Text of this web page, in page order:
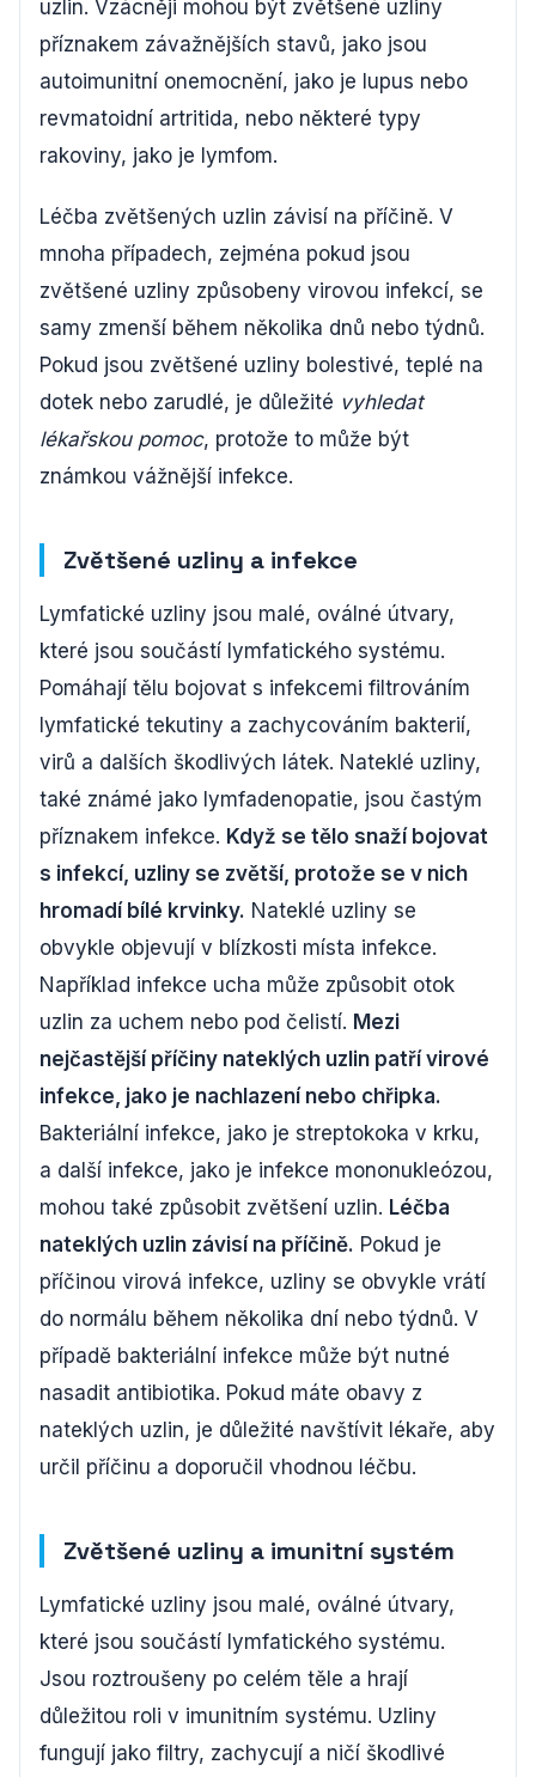
uzlin. Vzácněji mohou být zvětšené uzliny
příznakem závažnějších stavů, jako jsou
autoimunitní onemocnění, jako je lupus nebo
revmatoidní artritida, nebo některé typy
rakoviny, jako je lymfom.
Léčba zvětšených uzlin závisí na příčině. V
mnoha případech, zejména pokud jsou
zvětšené uzliny způsobeny virovou infekcí, se
samy zmenší během několika dnů nebo týdnů.
Pokud jsou zvětšené uzliny bolestivé, teplé na
dotek nebo zarudlé, je důležité vyhledat
lékařskou pomoc, protože to může být
známkou vážnější infekce.
Zvětšené uzliny a infekce
Lymfatické uzliny jsou malé, oválné útvary,
které jsou součástí lymfatického systému.
Pomáhají tělu bojovat s infekcemi filtrováním
lymfatické tekutiny a zachycováním bakterií,
virů a dalších škodlivých látek. Nateklé uzliny,
také známé jako lymfadenopatie, jsou častým
příznakem infekce. Když se tělo snaží bojovat
s infekcí, uzliny se zvětší, protože se v nich
hromadí bílé krvinky. Nateklé uzliny se
obvykle objevují v blízkosti místa infekce.
Například infekce ucha může způsobit otok
uzlin za uchem nebo pod čelistí. Mezi
nejčastější příčiny nateklých uzlin patří virové
infekce, jako je nachlazení nebo chřipka.
Bakteriální infekce, jako je streptokoka v krku,
a další infekce, jako je infekce mononukleózou,
mohou také způsobit zvětšení uzlin. Léčba
nateklých uzlin závisí na příčině. Pokud je
příčinou virová infekce, uzliny se obvykle vrátí
do normálu během několika dní nebo týdnů. V
případě bakteriální infekce může být nutné
nasadit antibiotika. Pokud máte obavy z
nateklých uzlin, je důležité navštívit lékaře, aby
určil příčinu a doporučil vhodnou léčbu.
Zvětšené uzliny a imunitní systém
Lymfatické uzliny jsou malé, oválné útvary,
které jsou součástí lymfatického systému.
Jsou roztroušeny po celém těle a hrají
důležitou roli v imunitním systému. Uzliny
fungují jako filtry, zachycují a ničí škodlivé